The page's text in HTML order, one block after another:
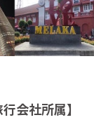
会社所属】